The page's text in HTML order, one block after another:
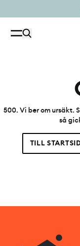
500. Vi ber om ursäkt.
så
TILL